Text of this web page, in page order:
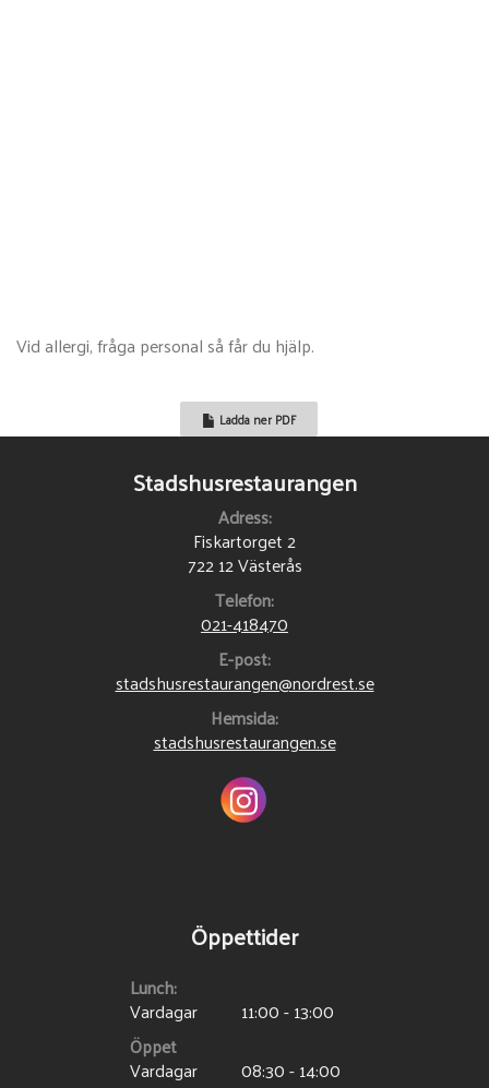
Fräscha sallader: Kyckling, Ceasar, Räkor, Chèvre &
rödbeta
Vid allergi, fråga personal så får du hjälp.
Ladda ner PDF
Stadshusrestaurangen
Adress:
Fiskartorget 2
722 12 Västerås
Telefon:
021-418470
E-post:
stadshusrestaurangen@nordrest.se
Hemsida:
stadshusrestaurangen.se
Öppettider
Lunch:
Vardagar
11:00 - 13:00
Öppet
Vardagar 08:30 - 14:00